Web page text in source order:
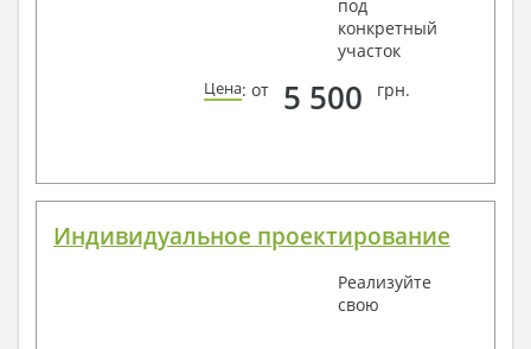
под
конкретный
участок
Цена: от 5 500 грн.
Индивидуальное проектирование
Реализуйте
свою